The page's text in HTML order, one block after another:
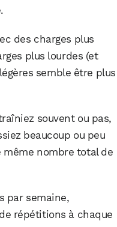
des charges plus
plus lourdes (et
semble être plus
souvent ou pas,
beaucoup ou peu
même nombre total de
par semaine,
répétitions à chaque